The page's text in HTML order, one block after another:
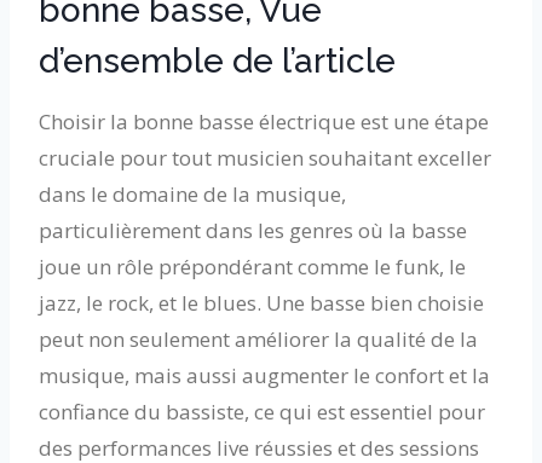
bonne basse, Vue
d’ensemble de l’article
Choisir la bonne basse électrique est une étape
cruciale pour tout musicien souhaitant exceller
dans le domaine de la musique,
particulièrement dans les genres où la basse
joue un rôle prépondérant comme le funk, le
jazz, le rock, et le blues. Une basse bien choisie
peut non seulement améliorer la qualité de la
musique, mais aussi augmenter le confort et la
confiance du bassiste, ce qui est essentiel pour
des performances live réussies et des sessions